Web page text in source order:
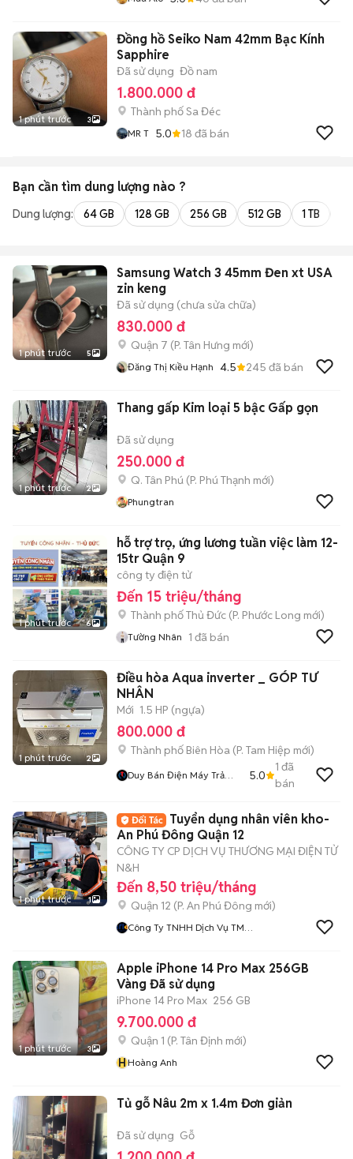
1 phút trước 3
Đồng hồ Seiko Nam 42mm Bạc Kính
Sapphire
Đã sử dụng Đồ nam
1.800.000 đ
Thành phố Sa Đéc
MR T 5.0 18 đã bán
Bạn cần tìm dung lượng nào ?
Dung lượng: 64 GB 128 GB 256 GB 512 GB 1 TB
1 phút trước 5
Samsung Watch 3 45mm Đen xt USA
zin keng
Đã sử dụng (chưa sửa chữa)
830.000 đ
Quận 7 (P. Tân Hưng mới)
Đăng Thị Kiều Hạnh 4.5 245 đã bán
1 phút trước 2
Thang gấp Kim loại 5 bậc Gấp gọn
Đã sử dụng
250.000 đ
Q. Tân Phú (P. Phú Thạnh mới)
Phungtran
1 phút trước 6
hỗ trợ trọ, ứng lương tuần việc làm 12-
15tr Quận 9
công ty điện tử
Đến 15 triệu/tháng
Thành phố Thủ Đức (P. Phước Long mới)
Tường Nhân 1 đã bán
1 phút trước 2
Điều hòa Aqua inverter _ GÓP TƯ
NHÂN
Mới 1.5 HP (ngựa)
800.000 đ
Thành phố Biên Hòa (P. Tam Hiệp mới)
Duy Bán Điện Máy Trả
5.0
1 đã
bán
1 phút trước 1
Tuyển dụng nhân viên kho-
An Phú Đông Quận 12
CÔNG TY CP DỊCH VỤ THƯƠNG MẠI ĐIỆN TỬ
N&H
Đến 8,50 triệu/tháng
Quận 12 (P. An Phú Đông mới)
Công Ty TNHH Dịch Vụ TMĐT
1 phút trước 3
Apple iPhone 14 Pro Max 256GB
Vàng Đã sử dụng
iPhone 14 Pro Max 256 GB
9.700.000 đ
Quận 1 (P. Tân Định mới)
HHoàng Anh
Tủ gỗ Nâu 2m x 1.4m Đơn giản
Đã sử dụng Gỗ